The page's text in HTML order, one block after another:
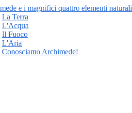
e i magnifici quattro elementi naturali
La Terra
L'Acqua
Il Fuoco
L'Aria
Conosciamo Archimede!